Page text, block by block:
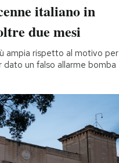
italiano in
due mesi
ampia rispetto al motivo per
un falso allarme bomba